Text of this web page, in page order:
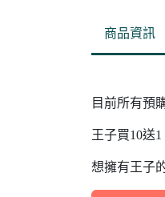
商品資訊
目前所有預
王子買10送
想擁有王子